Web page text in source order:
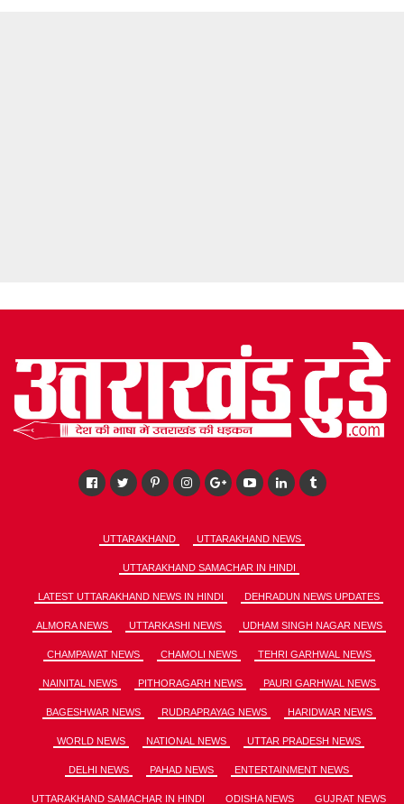
UTTARAKHAND UTTARAKHAND NEWS
UTTARAKHAND SAMACHAR IN HINDI
LATEST UTTARAKHAND NEWS IN HINDI DEHRADUN NEWS UPDATES
ALMORA NEWS UTTARKASHI NEWS UDHAM SINGH NAGAR NEWS
CHAMPAWAT NEWS CHAMOLI NEWS TEHRI GARHWAL NEWS
NAINITAL NEWS PITHORAGARH NEWS PAURI GARHWAL NEWS
BAGESHWAR NEWS RUDRAPRAYAG NEWS HARIDWAR NEWS
WORLD NEWS NATIONAL NEWS UTTAR PRADESH NEWS
DELHI NEWS PAHAD NEWS ENTERTAINMENT NEWS
UTTARAKHAND SAMACHAR IN HINDI ODISHA NEWS GUJRAT NEWS